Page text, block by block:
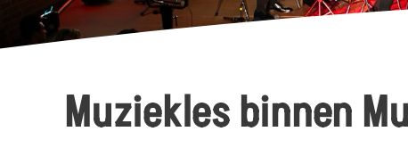
Muziekles binnen